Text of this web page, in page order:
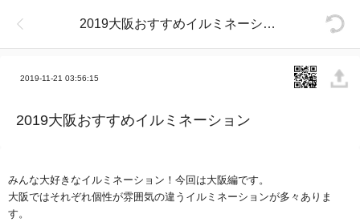
2019大阪おすすめイルミネーション
2019-11-21 03:56:15
2019大阪おすすめイルミネーション
みんな大好きなイルミネーション！今回は大阪編です。
大阪ではそれぞれ個性が雰囲気の違うイルミネーションが多々ありま
す。